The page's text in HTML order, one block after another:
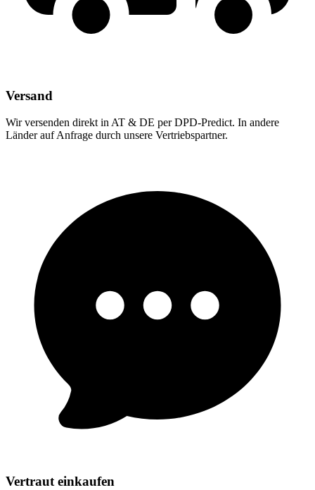
Versand
Wir versenden direkt in AT & DE per DPD-Predict. In andere
Länder auf Anfrage durch unsere Vertriebspartner.
Vertraut einkaufen